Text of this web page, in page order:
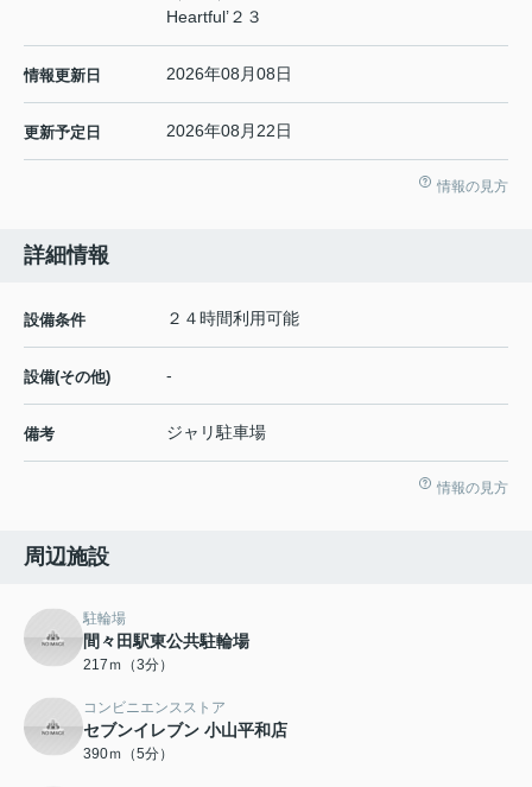
Heartful’２３
情報更新日 2026年08月08日
更新予定日 2026年08月22日
情報の見方
詳細情報
設備条件 ２４時間利用可能
設備(その他) -
備考 ジャリ駐車場
情報の見方
周辺施設
駐輪場
間々田駅東公共駐輪場
217ｍ（3分）
コンビニエンスストア
セブンイレブン 小山平和店
390ｍ（5分）